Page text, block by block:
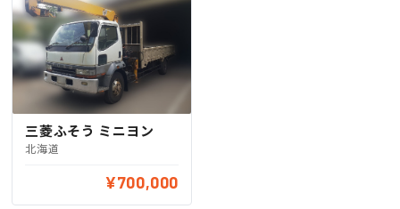
三菱ふそう ミニヨン
北海道
¥700,000